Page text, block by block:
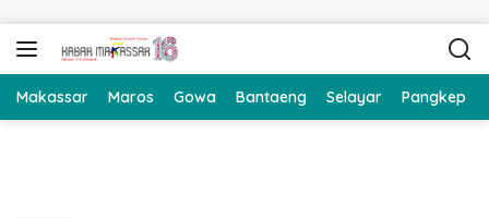
Makassar Maros Gowa Bantaeng Selayar Pangkep